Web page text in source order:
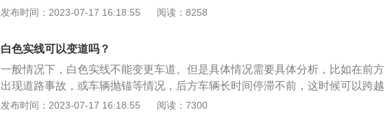
头必须在最内侧的左转车道，如果是在第二条左转车道的话，也不能在这个路口
进行掉头，否则会承担全部事故责任。一般靠近路口停止线处，车道内都会画有
出现直行箭头的，即使是没有明确禁止掉头等标志，也是不允许掉头的。掉头的
时候不可以在斑马线上掉头，也是属于违章行为。
道，一般画在马路正中，好像一条隔离带，把马路隔成两个方向。2.无论单黄线
是双黄线，只要是虚线，就可以在保证安全的情况下超车或掉头。4.单黄线一般
如果双黄线，一条是实线，一条是虚线，虚线在哪一侧，那侧的车辆就可以从此
临时跨越，比如超车或转弯。
发布时间：2023-07-17 16:18:55 阅读：8258
白色实线可以变道吗？
一般情况下，白色实线不能变更车道。但是具体情况需要具体分析，比如在前方
出现道路事故，或车辆抛锚等情况，后方车辆长时间停滞不前，这时候可以跨越
白色实线变道行驶。这种情况下会有交警现场指挥，可以根据交警提示变更车
发布时间：2023-07-17 16:18:55 阅读：7300